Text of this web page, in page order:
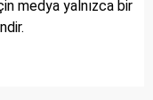
medya yalnızca bir